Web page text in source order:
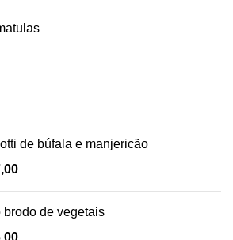
de búfala e manjericão
brodo de vegetais